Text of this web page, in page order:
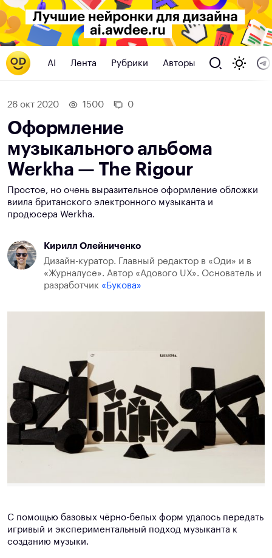
AI Лента Рубрики Авторы
26 окт 2020 1500 0
Оформление
музыкального альбома‌
Werkha — The Rigour
Простое, но очень выразительное оформление обложки
виила британского электронного музыканта и
продюсера Werkha.
Кирилл Олейниченко
Дизайн-куратор. Главный редактор в «Оди» и в
«Журналусе». Автор «Адового UX». Основатель и
разработчик «Букова»
С помощью базовых чёрно-белых форм удалось передать
игривый и экспериментальный подход музыканта к
созданию музыки.